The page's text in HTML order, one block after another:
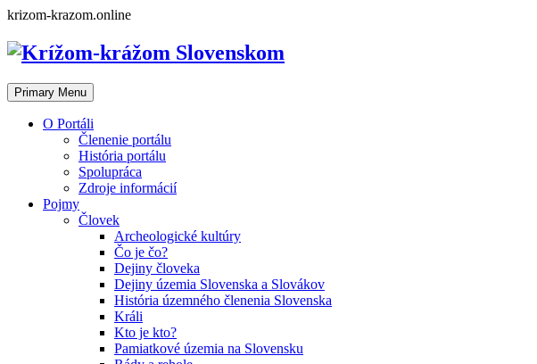
Skip
content
krizom-krazom.online
Primary Menu
O Portáli
Členenie portálu
História portálu
Spolupráca
Zdroje informácií
Pojmy
Človek
Archeologické kultúry
Čo je čo?
Dejiny človeka
Dejiny územia Slovenska a Slovákov
História územného členenia Slovenska
Králi
Kto je kto?
Pamiatkové územia na Slovensku